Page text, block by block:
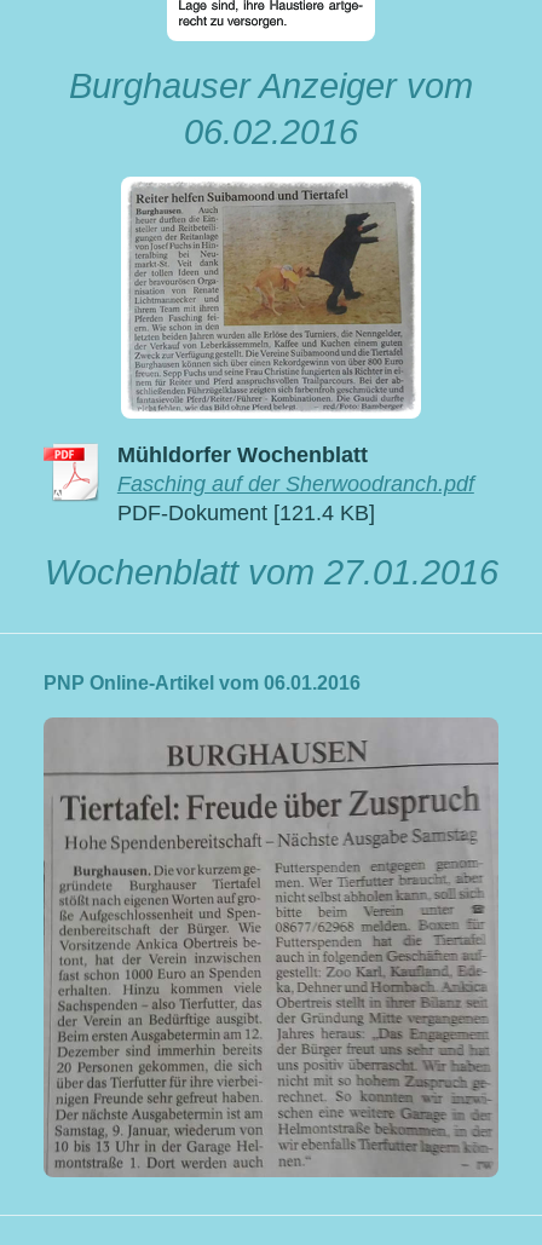
Burghauser Anzeiger vom
06.02.2016
Mühldorfer Wochenblatt
Fasching auf der Sherwoodranch.pdf
PDF-Dokument [121.4 KB]
Wochenblatt vom 27.01.2016
PNP Online-Artikel vom 06.01.2016